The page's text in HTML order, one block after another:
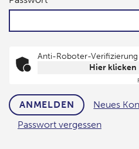
Anti-Roboter-Verifizierung
Hier klicken
ANMELDEN
Neues
Passwort vergessen